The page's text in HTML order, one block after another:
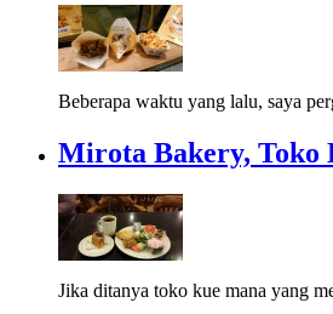
Beberapa waktu yang lalu, saya
Mirota Bakery, Toko
Jika ditanya toko kue mana yang